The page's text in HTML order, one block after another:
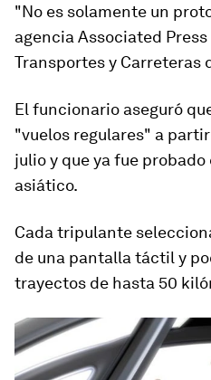
"No es solamente un
agencia Associated
Transportes y Carreteras
El funcionario aseguró
"vuelos regulares" a
julioy que ya fue
asiático.
Cada tripulante
de una pantalla táctil y
trayectos de hasta 50